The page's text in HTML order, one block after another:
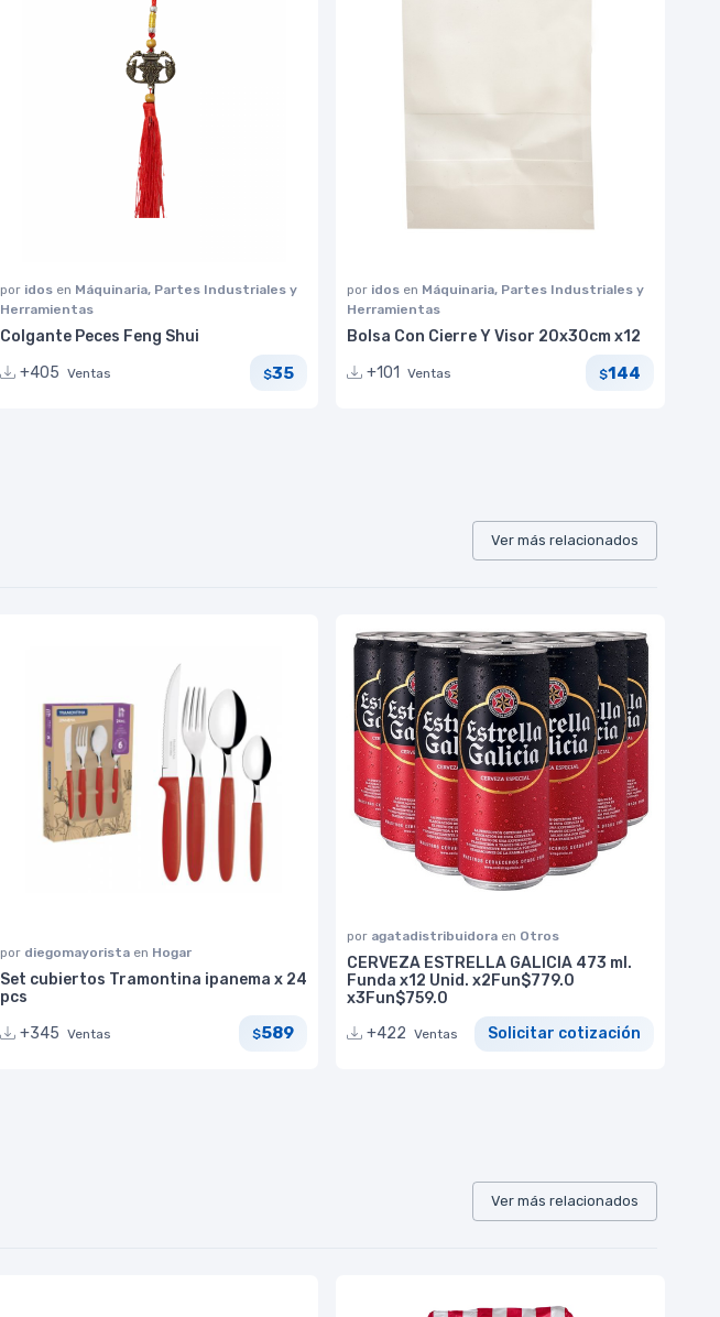
por idos en Máquinaria, Partes Industriales y
Herramientas
Colgante Peces Feng Shui
+405 Ventas $35
por idos en Máquinaria, Partes Industriales y
Herramientas
Bolsa Con Cierre Y Visor 20x30cm x12
+101
Ventas $144
Ver más relacionados
por diegomayorista en Hogar
Set cubiertos Tramontina ipanema x 24
pcs
+345 Ventas $589
por agatadistribuidora en Otros
CERVEZA ESTRELLA GALICIA 473 ml.
Funda x12 Unid. x2Fun$779.0
x3Fun$759.0
+422 Ventas Solicitar cotización
Ver más relacionados